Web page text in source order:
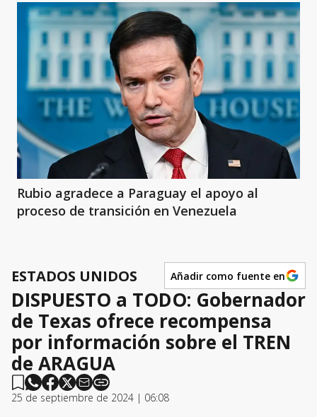
Rubio agradece a Paraguay el apoyo al
proceso de transición en Venezuela
ESTADOS UNIDOS Añadir como fuente en
DISPUESTO a TODO: Gobernador
de Texas ofrece recompensa
por información sobre el TREN
de ARAGUA
25 de septiembre de 2024 | 06:08